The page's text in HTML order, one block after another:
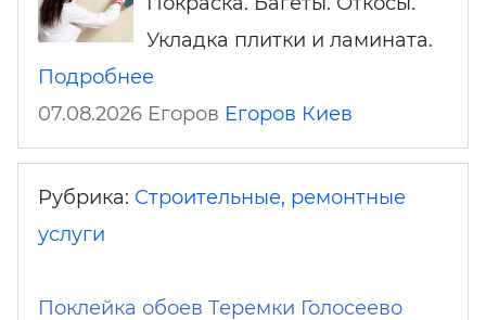
Укладка плитки и ламината.
Подробнее
07.08.2026 Егоров Егоров Киев
Рубрика: Строительные, ремонтные
услуги
Поклейка обоев Теремки Голосеево